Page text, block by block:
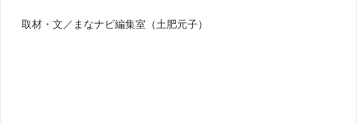
取材・文／まなナビ編集室（土肥元子）